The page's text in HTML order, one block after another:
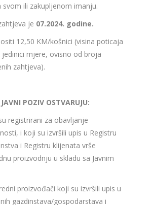
svom ili zakupljenom imanju.
je 07.2024. godine.
12,50 KM/košnici (visina poticaja
mjere, ovisno od broja
zahtjeva).
POZIV OSTVARUJU:
registrirani za obavljanje
i koji su izvršili upis u Registru
i Registru klijenata vrše
proizvodnju u skladu sa Javnim
proizvođači koji su izvršili upis u
gazdinstava/gospodarstava i